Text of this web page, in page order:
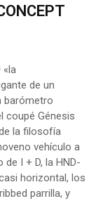
de un
barómetro
coupé Génesis
la filosofía
vehículo a
I + D, la HND-
horizontal, los
parrilla, y